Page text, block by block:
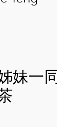
妹一